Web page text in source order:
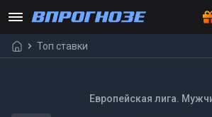
Топ ставки
Европейская лига.